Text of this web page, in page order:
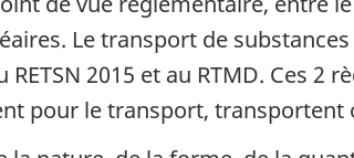
Le transport de
2015 et au RTMD. Ces 2
pour le transport, transportent